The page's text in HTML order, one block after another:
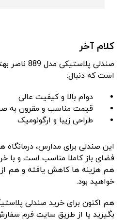
کلام آخر
صندلی
است که دنبال:
دوام بالا و کیفیت عالی
قیمت مناسب و مقرون‌ به
طراحی زیبا و ارگونومیک
این صندلی برای مدارس، درمانگاه‌
فضای باز کاملا مناسب است و با
هم هزینه ‌ها کاهش یافته و هم
خواهید بود.
بگیرید یا از طریق سایت فرم